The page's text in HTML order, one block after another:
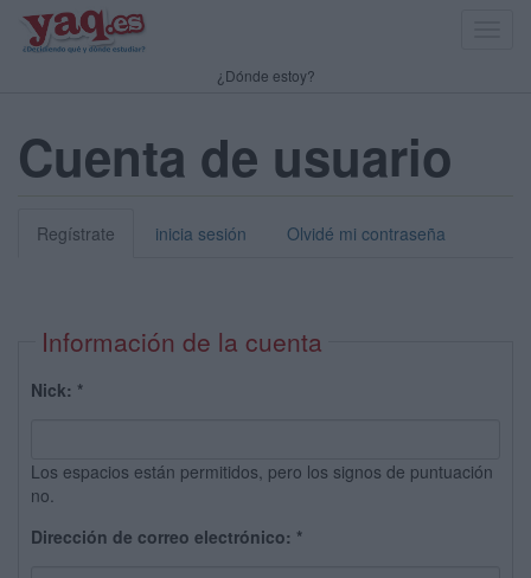
¿Dónde estoy?
Cuenta de usuario
Regístrate inicia sesión Olvidé mi contraseña
Información de la cuenta
Nick: *
Los espacios están permitidos, pero los signos de puntuación
no.
Dirección de correo electrónico: *